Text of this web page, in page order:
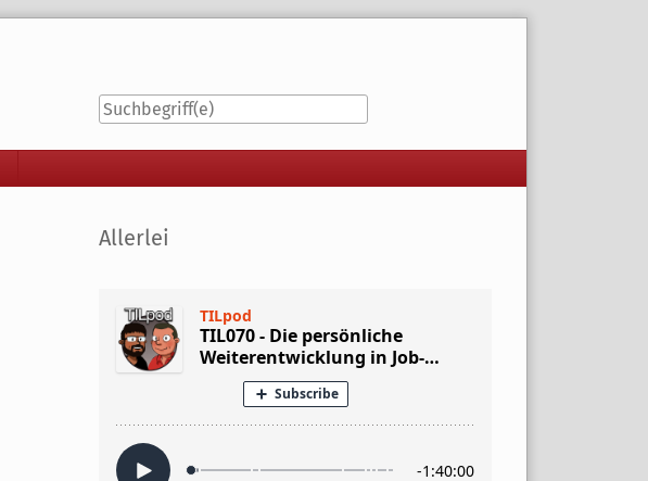
Seitenleiste
Allerlei